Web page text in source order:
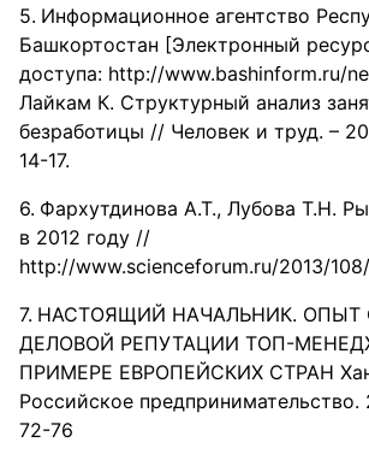
Информационное агентство
Башкортостан [Электронный
доступа: http://www.bashinform.ru/
Лайкам К. Структурный анализ
безработицы // Человек и труд. –
14-17.
Фархутдинова А.Т., Лубова Т.Н.
в 2012 году //
http://www.scienceforum.ru/2013/
НАСТОЯЩИЙ НАЧАЛЬНИК. ОПЫТ
ДЕЛОВОЙ РЕПУТАЦИИ ТОП-
ПРИМЕРЕ ЕВРОПЕЙСКИХ СТРАН
Российское
72-76